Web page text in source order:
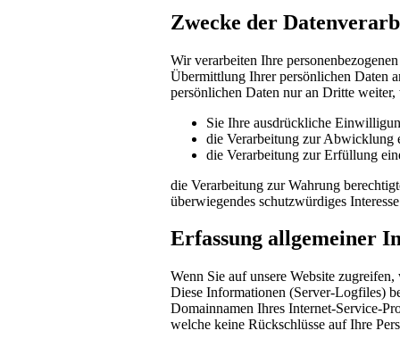
Zwecke der
Wir verarbeiten Ihre
Übermittlung Ihrer persönlichen Daten
persönlichen Daten nur an Dritte weiter,
Sie Ihre ausdrückliche
die Verarbeitung zur Abwicklung
die Verarbeitung zur Erfüllung
die Verarbeitung zur Wahrung
überwiegendes schutzwürdiges
Erfassung allgemeiner
Wenn Sie auf unsere Website
Diese Informationen (Server-Logfiles)
Domainnamen Ihres Internet-Service-
welche keine Rückschlüsse auf Ihre